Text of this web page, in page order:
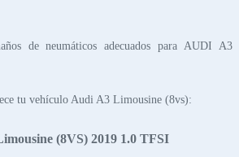
de neumáticos adecuados para AUDI A3
tu vehículo Audi A3 Limousine (8vs):
(8VS) 2019 1.0 TFSI